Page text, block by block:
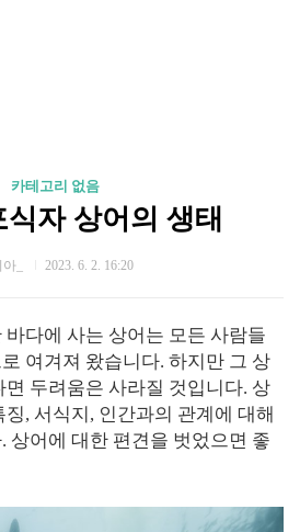
카테고리 없음
자 상어의 생태
_ 2023. 6. 2. 16:20
다에 사는 상어는 모든 사람들
여겨져 왔습니다. 하지만 그 상
두려움은 사라질 것입니다. 상
, 서식지, 인간과의 관계에 대해
상어에 대한 편견을 벗었으면 좋